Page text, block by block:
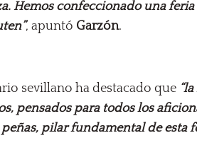
Hemos confeccionado una
, apuntó Garzón.
sevillano ha destacado que
pensados para todos los
pilar fundamental de esta